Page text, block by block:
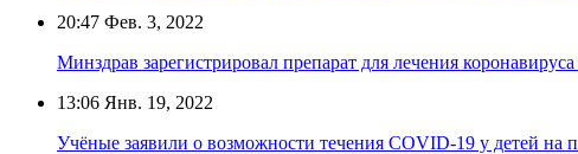
20:47 Фев. 3, 2022
Минздрав зарегистрировал препарат для лечения
13:06 Янв. 19, 2022
Учёные заявили о возможности течения COVID-19 у детей на